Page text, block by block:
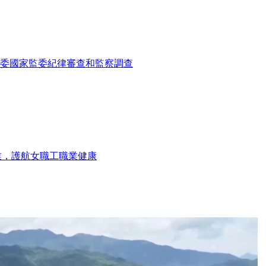
國家監委紀律審查和監察調查
護航女職工職業健康